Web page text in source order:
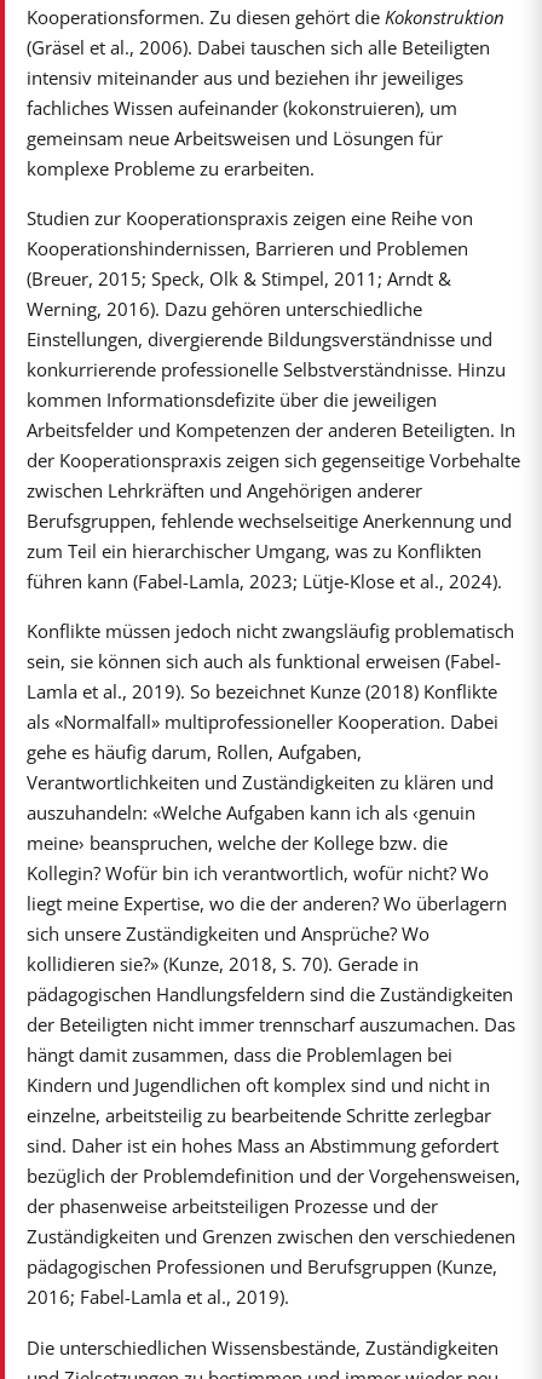
Kooperationsformen. Zu diesen gehört die Kokonstruktion
(Gräsel et al., 2006). Dabei tauschen sich alle Beteiligten
intensiv miteinander aus und beziehen ihr jeweiliges
fachliches Wissen aufeinander (kokonstruieren), um
gemeinsam neue Arbeitsweisen und Lösungen für
komplexe Probleme zu erarbeiten.
Studien zur Kooperationspraxis zeigen eine Reihe von
Kooperationshindernissen, Barrieren und Problemen
(Breuer, 2015; Speck, Olk & Stimpel, 2011; Arndt &
Werning, 2016). Dazu gehören unterschiedliche
Einstellungen, divergierende Bildungsverständnisse und
konkurrierende professionelle Selbstverständnisse. Hinzu
kommen Informationsdefizite über die jeweiligen
Arbeitsfelder und Kompetenzen der anderen Beteiligten. In
der Kooperationspraxis zeigen sich gegenseitige Vorbehalte
zwischen Lehrkräften und Angehörigen anderer
Berufsgruppen, fehlende wechselseitige Anerkennung und
zum Teil ein hierarchischer Umgang, was zu Konflikten
führen kann (Fabel-Lamla, 2023; Lütje-Klose et al., 2024).
Konflikte müssen jedoch nicht zwangsläufig problematisch
sein, sie können sich auch als funktional erweisen (Fabel-
Lamla et al., 2019). So bezeichnet Kunze (2018) Konflikte
als «Normalfall» multiprofessioneller Kooperation. Dabei
gehe es häufig darum, Rollen, Aufgaben,
Verantwortlichkeiten und Zuständigkeiten zu klären und
auszuhandeln: «Welche Aufgaben kann ich als ‹genuin
meine› beanspruchen, welche der Kollege bzw. die
Kollegin? Wofür bin ich verantwortlich, wofür nicht? Wo
liegt meine Expertise, wo die der anderen? Wo überlagern
sich unsere Zuständigkeiten und Ansprüche? Wo
kollidieren sie?» (Kunze, 2018, S. 70). Gerade in
pädagogischen Handlungsfeldern sind die Zuständigkeiten
der Beteiligten nicht immer trennscharf auszumachen. Das
hängt damit zusammen, dass die Problemlagen bei
Kindern und Jugendlichen oft komplex sind und nicht in
einzelne, arbeitsteilig zu bearbeitende Schritte zerlegbar
sind. Daher ist ein hohes Mass an Abstimmung gefordert
bezüglich der Problemdefinition und der Vorgehensweisen,
der phasenweise arbeitsteiligen Prozesse und der
Zuständigkeiten und Grenzen zwischen den verschiedenen
pädagogischen Professionen und Berufsgruppen (Kunze,
2016; Fabel-Lamla et al., 2019).
Die unterschiedlichen Wissensbestände, Zuständigkeiten